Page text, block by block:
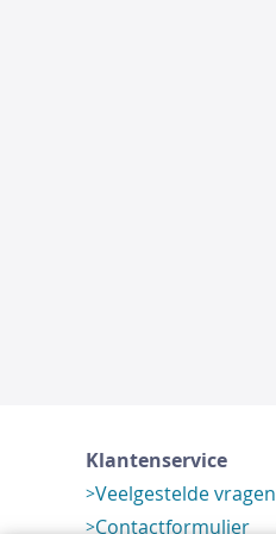
Klantenservice
Veelgestelde vragen
Contactformulier